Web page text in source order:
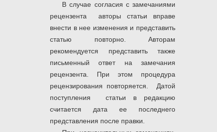
В случае согласия с замечаниями
рецензента авторы статьи вправе
внести в нее изменения и представить
статью повторно. Авторам
рекомендуется представить также
письменный ответ на замечания
рецензента. При этом процедура
рецензирования повторяется. Датой
поступления статьи в редакцию
считается дата ее последнего
представления после правки.